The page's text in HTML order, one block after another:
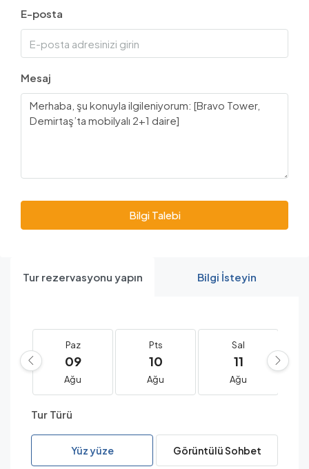
E-posta
Mesaj
Bilgi Talebi
Tur rezervasyonu yapın Bilgi İsteyin
Paz
09
Ağu
Pts
10
Ağu
Sal
11
Ağu
Tur Türü
Yüz yüze Görüntülü Sohbet